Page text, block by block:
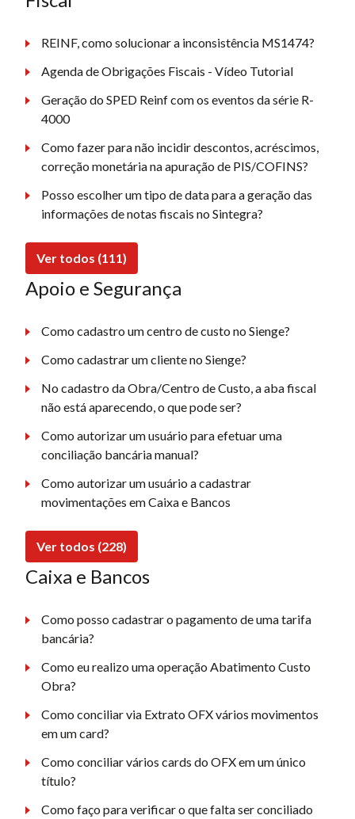
REINF, como solucionar a inconsistência MS1474?
Agenda de Obrigações Fiscais - Vídeo Tutorial
Geração do SPED Reinf com os eventos da série R-
4000
Como fazer para não incidir descontos, acréscimos,
correção monetária na apuração de PIS/COFINS?
Posso escolher um tipo de data para a geração das
informações de notas fiscais no Sintegra?
Ver todos (111)
Apoio e Segurança
Como cadastro um centro de custo no Sienge?
Como cadastrar um cliente no Sienge?
No cadastro da Obra/Centro de Custo, a aba fiscal
não está aparecendo, o que pode ser?
Como autorizar um usuário para efetuar uma
conciliação bancária manual?
Como autorizar um usuário a cadastrar
movimentações em Caixa e Bancos
Ver todos (228)
Caixa e Bancos
Como posso cadastrar o pagamento de uma tarifa
bancária?
Como eu realizo uma operação Abatimento Custo
Obra?
Como conciliar via Extrato OFX vários movimentos
em um card?
Como conciliar vários cards do OFX em um único
título?
Como faço para verificar o que falta ser conciliado